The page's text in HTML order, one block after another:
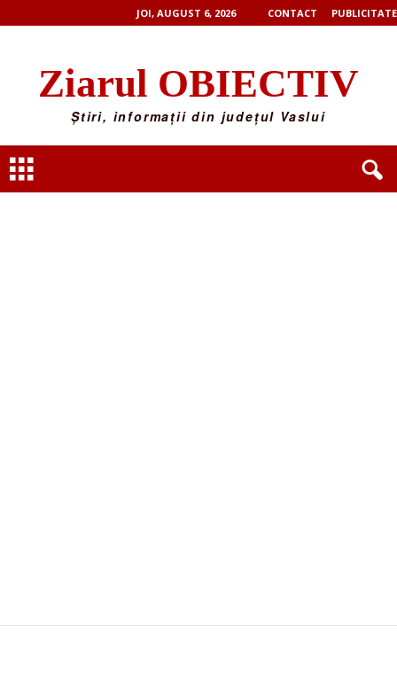
JOI, AUGUST 6, 2026 CONTACT PUBLICITATE
Ziarul OBIECTIV
Știri, informații din județul Vaslui